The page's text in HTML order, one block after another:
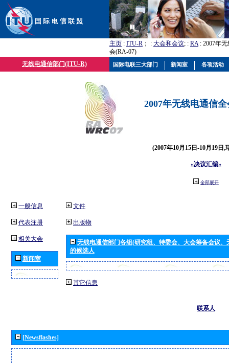
主页 : ITU-R ； : 大会和会议; : RA: 2007年
会(RA-07)
无线电通信部门(ITU-R)
2007年无线电通信
(2007年10月15日-10月19日,
«决议汇编»
全部展开
一般信息
代表注册
相关大会
新闻室
文件
出版物
无线电通信部门各组(研究组、特委会、大会筹备会议
的候选人
其它信息
联系人
[Newsflashes]
国际电联三大部门 新闻室 各项活动